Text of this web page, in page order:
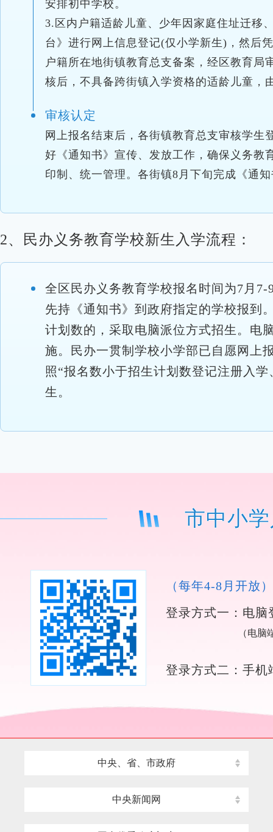
安排初中学校。
3.区内户籍适龄儿童、少年因家庭住址迁移
台》进行网上信息登记(仅小学新生)，然后
户籍所在地街镇教育总支备案，经区教育
核后，不具备跨街镇入学资格的适龄儿童，
审核认定
网上报名结束后，各街镇教育总支审核学
好《通知书》宣传、发放工作，确保义务教
印制、统一管理。各街镇8月下旬完成《通
2、民办义务教育学校新生入学流程：
全区民办义务教育学校报名时间为7月
先持《通知书》到政府指定的学校报到
计划数的，采取电脑派位方式招生。电
施。民办一贯制学校小学部已自愿网上
照“报名数小于招生计划数登记注册入
生。
市中小
（每年4-8月开放）
登录方式一：电脑
（电
登录方式二：手机
中央、省、市政府
中央新闻网